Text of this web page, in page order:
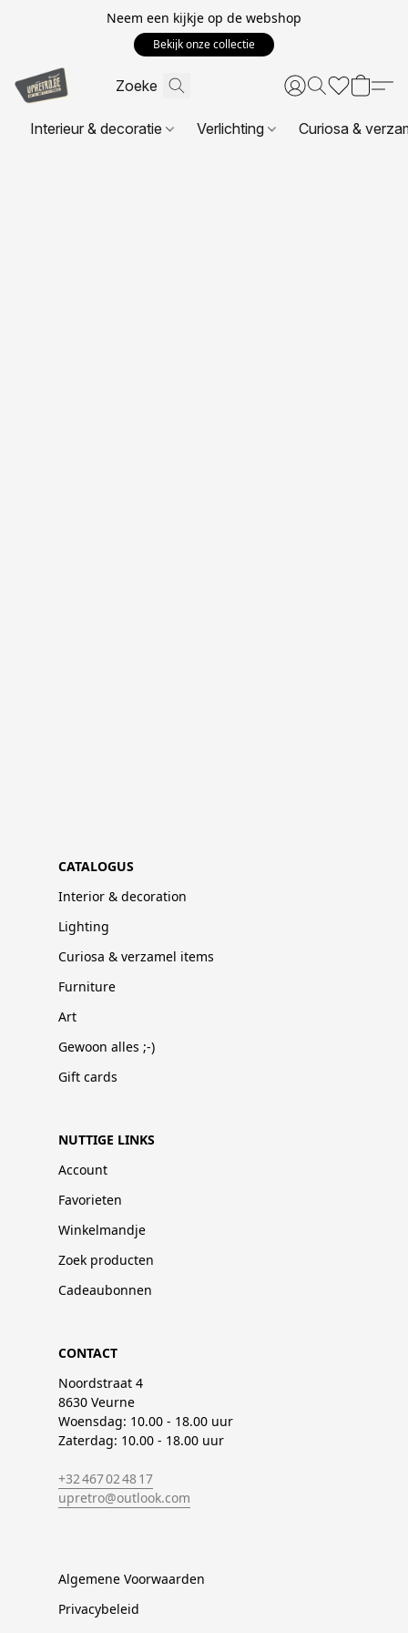
Neem een kijkje op de webshop
Bekijk onze collectie
Interieur & decoratie Verlichting Curiosa &
CATALOGUS
Interior & decoration
Lighting
Curiosa & verzamel items
Furniture
Art
Gewoon alles ;-)
Gift cards
NUTTIGE LINKS
Account
Favorieten
Winkelmandje
Zoek producten
Cadeaubonnen
CONTACT
Noordstraat 4
8630 Veurne
Woensdag: 10.00 - 18.00 uur
Zaterdag: 10.00 - 18.00 uur
+32 467 02 48 17
upretro@outlook.com
Algemene Voorwaarden
Privacybeleid